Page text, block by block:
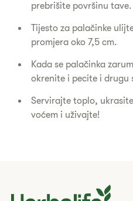
prebrišite površinu tave.
Tijesto za palačinke
promjera oko 7,5 cm.
Kada se palačinka
okrenite i pecite i drugu
Servirajte toplo,
voćem i uživajte!